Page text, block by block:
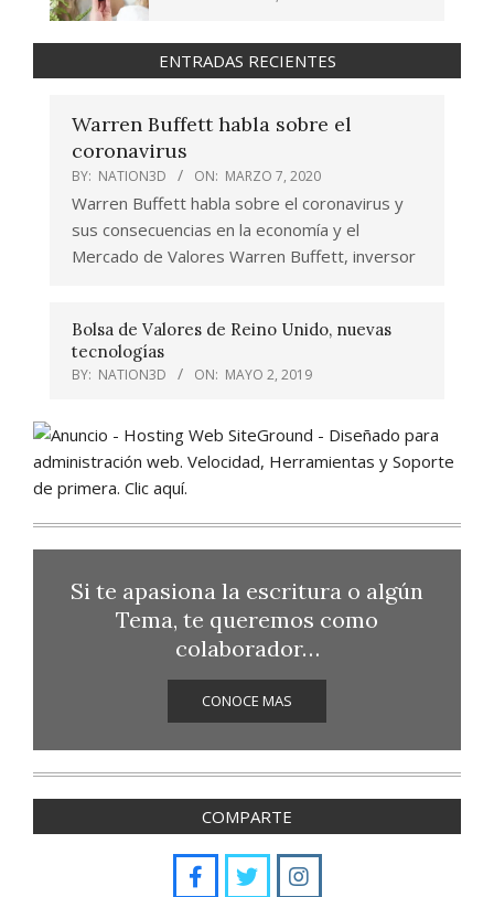
ENTRADAS RECIENTES
Warren Buffett habla sobre el
coronavirus
BY: NATION3D ON: MARZO 7, 2020
Warren Buffett habla sobre el coronavirus y
sus consecuencias en la economía y el
Mercado de Valores Warren Buffett, inversor
Bolsa de Valores de Reino Unido, nuevas
tecnologías
BY: NATION3D ON: MAYO 2, 2019
Si te apasiona la escritura o algún
Tema, te queremos como
colaborador…
CONOCE MAS
COMPARTE